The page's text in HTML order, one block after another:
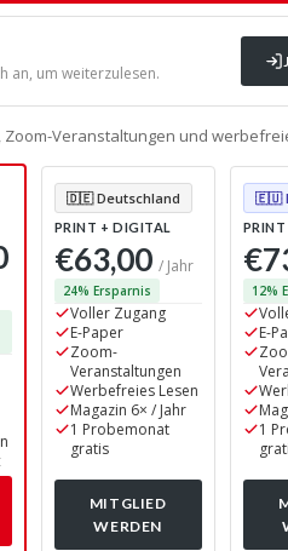
an, um weiterzulesen.
Veranstaltungen und
🇩🇪 Deutschland
PRINT + DIGITAL
€63,00 / Jahr
24% Ersparnis
Voller Zugang
E-Paper
Zoom-
Veranstaltungen
Werbefreies Lesen
Magazin 6× / Jahr
1 Probemonat
gratis
MITGLIED
WERDEN
🇪🇺
12%
E-
1